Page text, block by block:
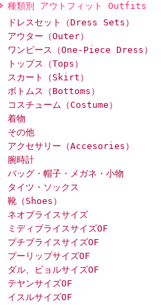
種類別 アウトフィット Outfits
ドレスセット（Dress Sets）
アウター（Outer）
ワンピース（One-Piece Dress）
トップス（Tops）
スカート（Skirt）
ボトムス（Bottoms）
コスチューム（Costume）
着物
その他
アクセサリー（Accesories）
腕時計
バッグ・帽子・メガネ・小物
タイツ・ソックス
靴（Shoes）
ネオブライスサイズ
ミディブライスサイズOF
プチブライスサイズOF
プーリップサイズOF
ダル、ビョルサイズOF
テヤンサイズOF
イスルサイズOF